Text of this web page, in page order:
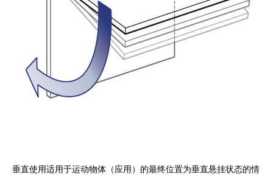
垂直使用适用于运动物体（应用）的最终位置为垂直悬挂状态的情